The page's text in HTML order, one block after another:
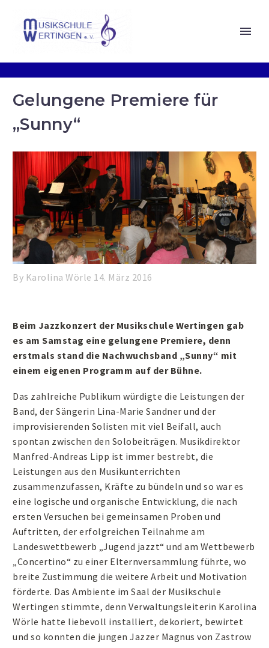
Gelungene Premiere für
„Sunny“
By Karolina Wörle 14. März 2016
Beim Jazzkonzert der Musikschule Wertingen gab
es am Samstag eine gelungene Premiere, denn
erstmals stand die Nachwuchsband „Sunny“ mit
einem eigenen Programm auf der Bühne.
Das zahlreiche Publikum würdigte die Leistungen der
Band, der Sängerin Lina-Marie Sandner und der
improvisierenden Solisten mit viel Beifall, auch
spontan zwischen den Solobeiträgen. Musikdirektor
Manfred-Andreas Lipp ist immer bestrebt, die
Leistungen aus den Musikunterrichten
zusammenzufassen, Kräfte zu bündeln und so war es
eine logische und organische Entwicklung, die nach
ersten Versuchen bei gemeinsamen Proben und
Auftritten, der erfolgreichen Teilnahme am
Landeswettbewerb „Jugend jazzt“ und am Wettbewerb
„Concertino“ zu einer Elternversammlung führte, wo
breite Zustimmung die weitere Arbeit und Motivation
förderte. Das Ambiente im Saal der Musikschule
Wertingen stimmte, denn Verwaltungsleiterin Karolina
Wörle hatte liebevoll installiert, dekoriert, bewirtet
und so konnten die jungen Jazzer Magnus von Zastrow